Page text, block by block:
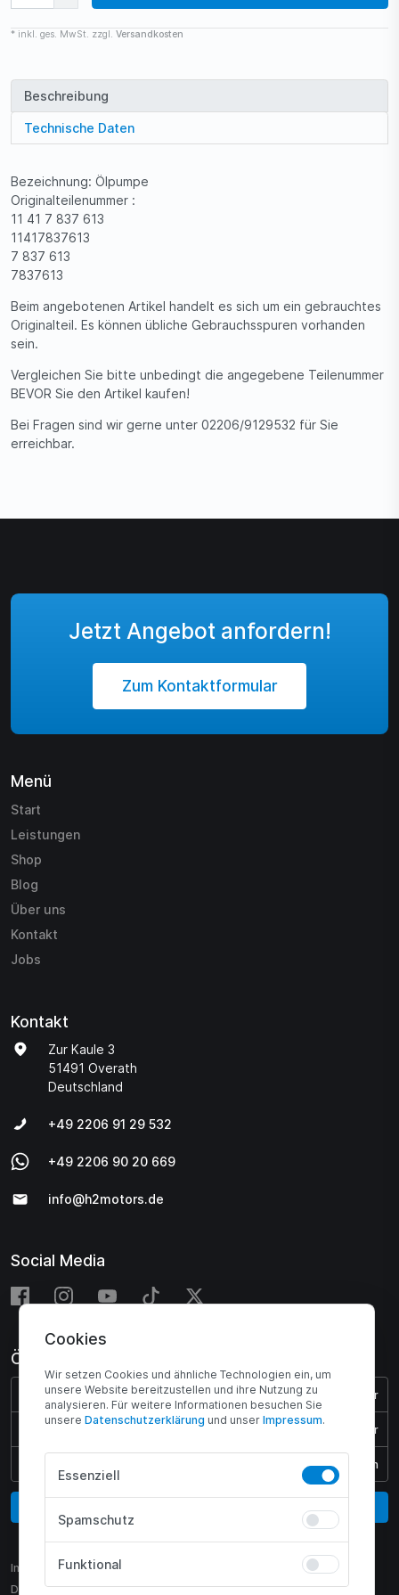
* inkl. ges. MwSt. zzgl. Versandkosten
Beschreibung
Technische Daten
Bezeichnung: Ölpumpe
Originalteilenummer :
11 41 7 837 613
11417837613
7 837 613
7837613
Beim angebotenen Artikel handelt es sich um ein gebrauchtes
Originalteil. Es können übliche Gebrauchsspuren vorhanden
sein.
Vergleichen Sie bitte unbedingt die angegebene Teilenummer
BEVOR Sie den Artikel kaufen!
Bei Fragen sind wir gerne unter 02206/9129532 für Sie
erreichbar.
Jetzt Angebot anfordern!
Zum Kontaktformular
Menü
Start
Leistungen
Shop
Blog
Über uns
Kontakt
Jobs
Kontakt
Zur Kaule 3
51491 Overath
Deutschland
+49 2206 91 29 532
+49 2206 90 20 669
info@h2motors.de
Social Media
Öffnungszeiten
Montag - Donnerstag: 08:00 - 17:00 Uhr
08:00 - 15:45 Uhr
Geschlossen
Impressum
Datenschutz
Cookies
Wir setzen Cookies und ähnliche Technologien ein, um
unsere Website bereitzustellen und ihre Nutzung zu
analysieren. Für weitere Informationen besuchen Sie
unsere Daten­schutz­erklärung und unser Impressum.
Essenziell
Spamschutz
Funktional